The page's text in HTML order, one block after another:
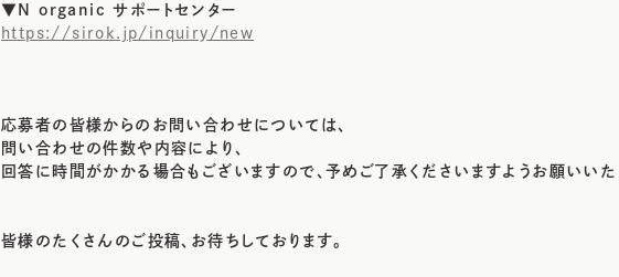
▼N organic サポートセンター
https://sirok.jp/inquiry/new
応募者の皆様からのお問い合わせについては、
問い合わせの件数や内容により、
回答に時間がかかる場合もございますので、予めご了承くださいますようお願いいた
皆様のたくさんのご投稿、お待ちしております。